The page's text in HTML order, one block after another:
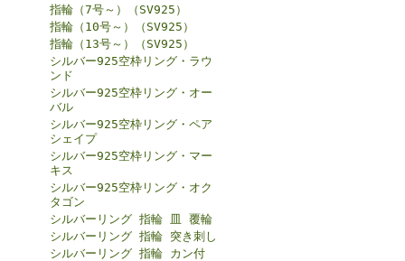
指輪（7号～）（SV925）
指輪（10号～）（SV925）
指輪（13号～）（SV925）
シルバー925空枠リング・ラウ
ンド
シルバー925空枠リング・オー
バル
シルバー925空枠リング・ペア
シェイプ
シルバー925空枠リング・マー
キス
シルバー925空枠リング・オク
タゴン
シルバーリング 指輪 皿 覆輪
シルバーリング 指輪 突き刺し
シルバーリング 指輪 カン付